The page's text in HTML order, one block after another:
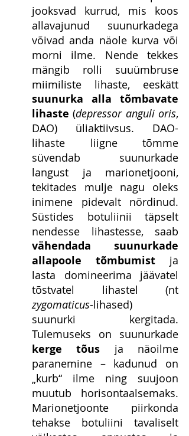
jooksvad kurrud, mis koos
allavajunud suunurkadega
võivad anda näole kurva või
morni ilme. Nende tekkes
mängib rolli suuümbruse
suunurka alla tõmbavate
lihaste (depressor anguli oris,
DAO) üliaktiivsus. DAO-
lihaste liigne tõmme
süvendab suunurkade
langust ja marionetjooni,
tekitades mulje nagu oleks
inimene pidevalt nördinud.
Süstides botuliinii täpselt
vähendada suunurkade
allapoole tõmbumist ja
lasta domineerima jäävatel
zygomaticus-lihased)
suunurki kergitada.
kerge tõus ja näoilme
paranemine – kadunud on
„kurb“ ilme ning suujoon
muutub horisontaalsemaks.
Marionetjoonte piirkonda
tehakse botuliini tavaliselt